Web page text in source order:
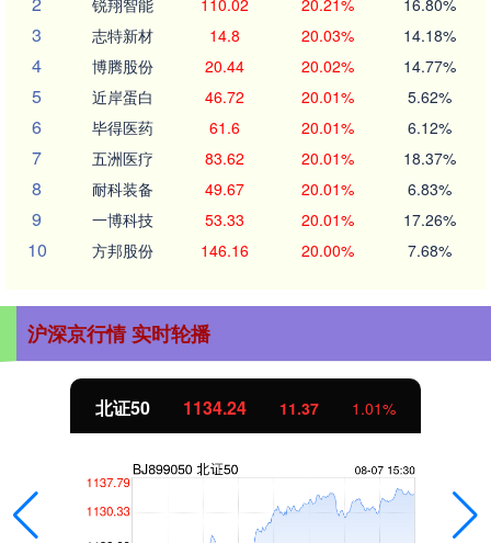
锐翔智能 110.02 20.21% 16.80%
3 志特新材 14.8 20.03% 14.18%
4 博腾股份 20.44 20.02% 14.77%
5 近岸蛋白 46.72 20.01% 5.62%
6 毕得医药 61.6 20.01% 6.12%
7 五洲医疗 83.62 20.01% 18.37%
8 耐科装备 49.67 20.01% 6.83%
9 一博科技 53.33 20.01% 17.26%
10 方邦股份 146.16 20.00% 7.68%
沪深京行情 实时轮播
北证50 1134.24 11.37 1.01%